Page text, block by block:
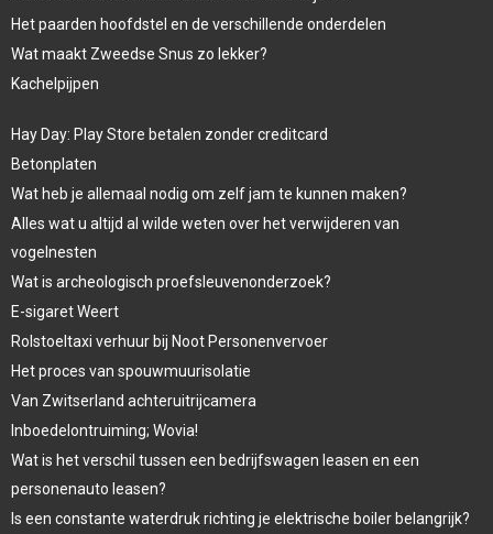
Het paarden hoofdstel en de verschillende onderdelen
Wat maakt Zweedse Snus zo lekker?
Kachelpijpen
Hay Day: Play Store betalen zonder creditcard
Betonplaten
Wat heb je allemaal nodig om zelf jam te kunnen maken?
Alles wat u altijd al wilde weten over het verwijderen van
vogelnesten
Wat is archeologisch proefsleuvenonderzoek?
E-sigaret Weert
Rolstoeltaxi verhuur bij Noot Personenvervoer
Het proces van spouwmuurisolatie
Van Zwitserland achteruitrijcamera
Inboedelontruiming; Wovia!
Wat is het verschil tussen een bedrijfswagen leasen en een
personenauto leasen?
Is een constante waterdruk richting je elektrische boiler belangrijk?